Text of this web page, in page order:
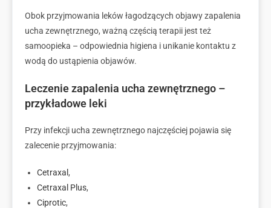
Obok przyjmowania leków łagodzących objawy zapalenia
ucha zewnętrznego, ważną częścią terapii jest też
samoopieka – odpowiednia higiena i unikanie kontaktu z
wodą do ustąpienia objawów.
Leczenie zapalenia ucha zewnętrznego –
przykładowe leki
Przy infekcji ucha zewnętrznego najczęściej pojawia się
zalecenie przyjmowania:
Cetraxal ,
Cetraxal Plus,
Ciprotic,